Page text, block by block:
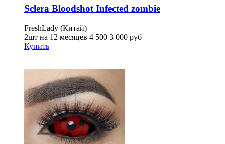
Sclera Bloodshot Infected zombie
FreshLady (Китай)
2шт на 12 месяцев 4 500 3 000 руб
Купить